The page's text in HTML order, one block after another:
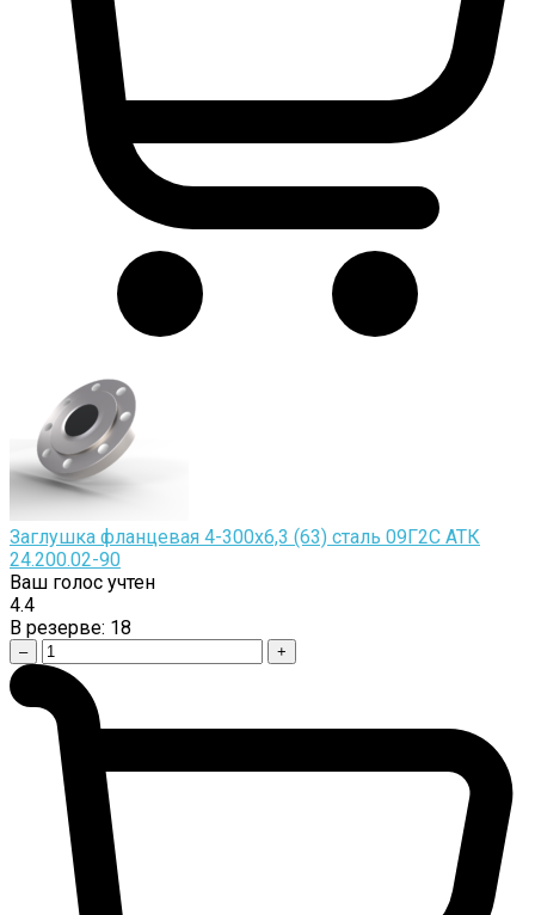
Заглушка фланцевая 4-300х6,3 (63) сталь 09Г2С АТК
24.200.02-90
Ваш голос учтен
4.4
В резерве: 18
– +